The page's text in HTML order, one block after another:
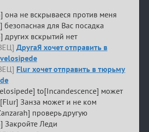
она не вскрываеся против меня
безопасная для Вас посадка
других вскрытий нет
ДругаЯ хочет отправить в
Flur хочет отправить в тюрьму
to[Incandescence] может
Занза может и не ком
проверь другую
Закройте Леди